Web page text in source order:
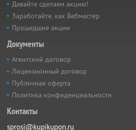
Давайте сделаем акцию!
Заработайте, как Вебмастер
Прошедшие акции
Документы
Агентский договор
Лицензионный договор
Публичная оферта
Политика конфиденциальности
Контакты
sprosi@kupikupon.ru